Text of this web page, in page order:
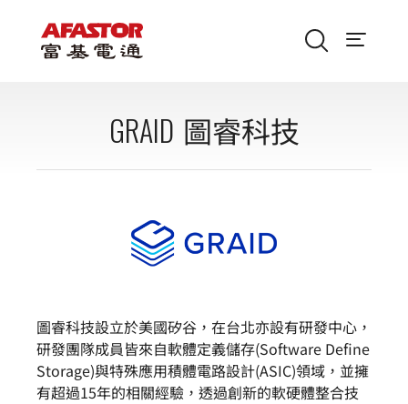
GRAID 圖睿科技
圖睿科技設立於美國矽谷，在台北亦設有研發中心，
研發團隊成員皆來自軟體定義儲存(Software Define
Storage)與特殊應用積體電路設計(ASIC)領域，並擁
有超過15年的相關經驗，透過創新的軟硬體整合技